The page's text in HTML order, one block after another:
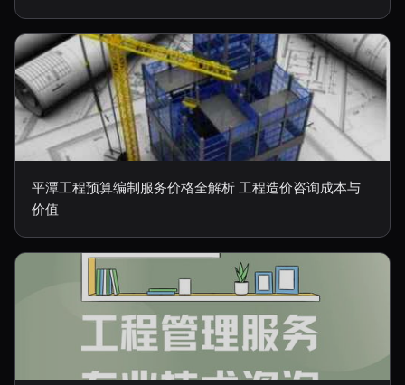
平潭工程预算编制服务价格全解析 工程造价咨询成本与
价值